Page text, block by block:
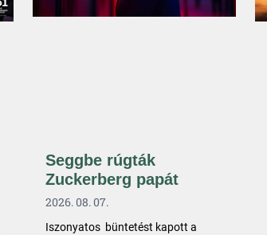
Seggbe rúgták
Zuckerberg papát
2026. 08. 07.
Iszonyatos büntetést kapott a